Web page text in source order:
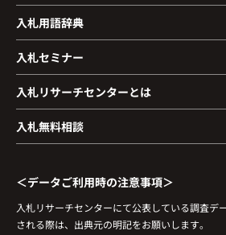
入札用語辞典
入札セミナー
入札リサーチセンターとは
入札無料相談
＜データご利用時の注意事項＞
入札リサーチセンターにて公表している調査デ
される際は、出典元の明記をお願いします。